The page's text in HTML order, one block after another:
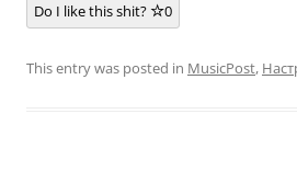
Do I like this shit? 0
This entry was posted in MusicPost,